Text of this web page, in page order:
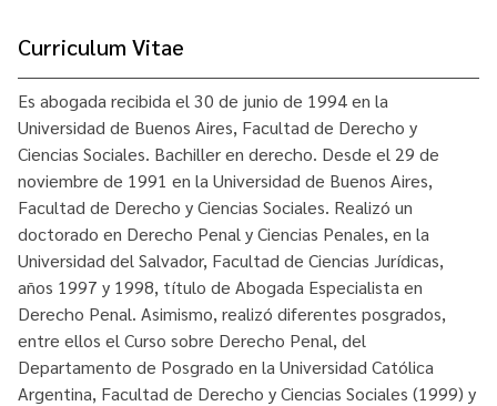
Curriculum Vitae
Es abogada recibida el 30 de junio de 1994 en la
Universidad de Buenos Aires, Facultad de Derecho y
Ciencias Sociales. Bachiller en derecho. Desde el 29 de
noviembre de 1991 en la Universidad de Buenos Aires,
Facultad de Derecho y Ciencias Sociales. Realizó un
doctorado en Derecho Penal y Ciencias Penales, en la
Universidad del Salvador, Facultad de Ciencias Jurídicas,
años 1997 y 1998, título de Abogada Especialista en
Derecho Penal. Asimismo, realizó diferentes posgrados,
entre ellos el Curso sobre Derecho Penal, del
Departamento de Posgrado en la Universidad Católica
Argentina, Facultad de Derecho y Ciencias Sociales (1999) y